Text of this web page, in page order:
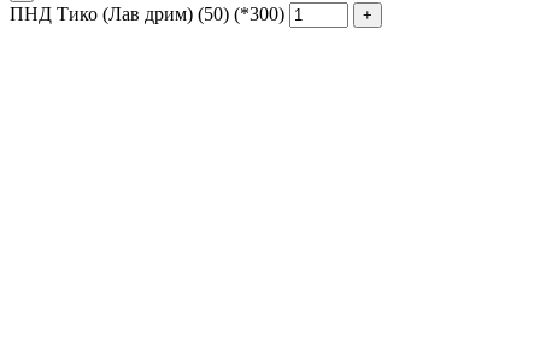
ПНД Тико (Лав дрим) (50) (*300)